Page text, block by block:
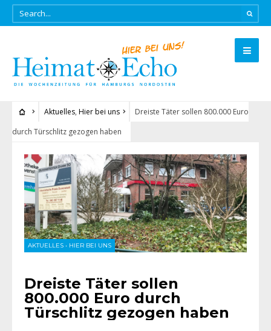
Aktuelles, Hier bei uns
Dreiste Täter sollen 800.000 Euro
durch Türschlitz gezogen haben
AKTUELLES • HIER BEI UNS
Dreiste Täter sollen
800.000 Euro durch
Türschlitz gezogen haben